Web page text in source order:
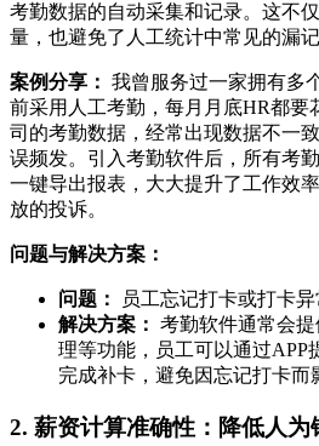
考勤数据的自动采集和记录。这不
量，也避免了人工统计中常见的漏
案例分享： 我曾服务过一家拥有多
前采用人工考勤，每月月底HR都要
司的考勤数据，经常出现数据不一
误频发。引入考勤软件后，所有考
一键导出报表，大大提升了工作效
放的投诉。
问题与解决方案：
问题：
员工忘记打卡或打卡异
解决方案： 考勤软件通常会
理等功能，员工可以通过APP
完成补卡，避免因忘记打卡而
2. 薪资计算准确性：降低人